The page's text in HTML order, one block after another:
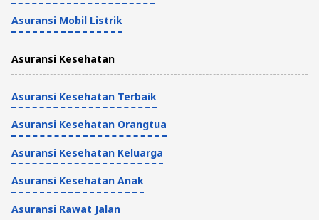
Contoh Surat Kronologis Kejadian dan
Cara Membuatnya
Asuransi Mobil
Asuransi Mobil Listrik
Asuransi Kesehatan
Asuransi Kesehatan Terbaik
Asuransi Kesehatan Orangtua
Asuransi Kesehatan Keluarga
Asuransi Kesehatan Anak
Asuransi Rawat Jalan